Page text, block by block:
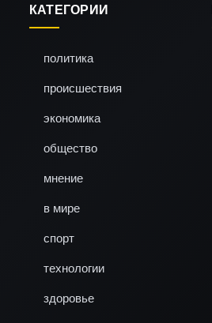
КАТЕГОРИИ
политика
происшествия
экономика
общество
мнение
в мире
спорт
технологии
здоровье